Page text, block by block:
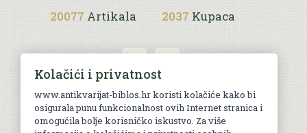
20077 Artikala 2037 Kupaca
Uvjeti kupnje
Kolačići i privatnost
www.antikvarijat-biblos.hr koristi kolačiće kako bi
osigurala punu funkcionalnost ovih Internet stranica i
omogućila bolje korisničko iskustvo. Za više